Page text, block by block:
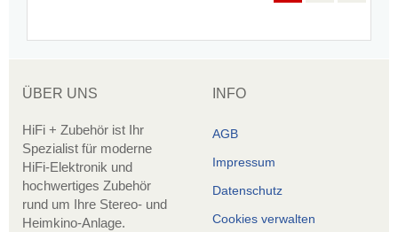
ÜBER UNS
HiFi + Zubehör ist Ihr
Spezialist für moderne
HiFi-Elektronik und
hochwertiges Zubehör
rund um Ihre Stereo- und
Heimkino-Anlage.
INFO
AGB
Impressum
Datenschutz
Cookies verwalten